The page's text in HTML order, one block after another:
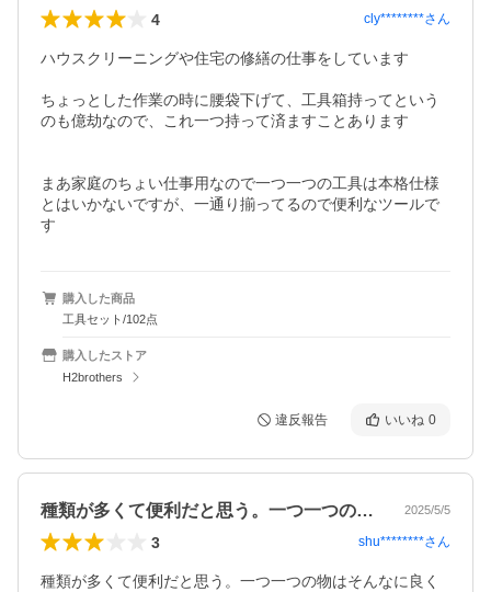
4 cly********さん
ハウスクリーニングや住宅の修繕の仕事をしています
ちょっとした作業の時に腰袋下げて、工具箱持ってという
のも億劫なので、これ一つ持って済ますことあります
まあ家庭のちょい仕事用なので一つ一つの工具は本格仕様
とはいかないですが、一通り揃ってるので便利なツールで
す
購入した商品
工具セット/102点
購入したストア
H2brothers
違反報告 いいね 0
種類が多くて便利だと思う。一つ一つの物… 2025/5/5
3 shu********さん
種類が多くて便利だと思う。一つ一つの物はそんなに良く